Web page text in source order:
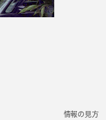
情報の見方